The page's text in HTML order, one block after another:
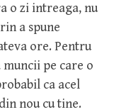
o zi intreaga, nu
a spune
ore. Pentru
pe care o
ca acel
nou cu tine.